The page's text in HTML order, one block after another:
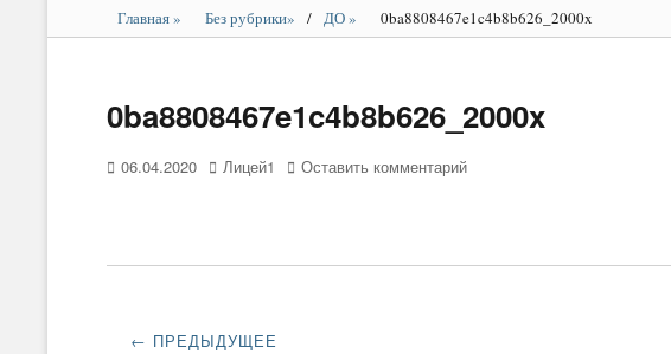
Главная» Без рубрики» / ДО» 0ba8808467e1c4b8b626_2000x
0ba8808467e1c4b8b626_2000x
Опубликовано
06.04.2020 Автор
Лицей1 Оставить комментарий
Навигация
← ПРЕДЫДУЩЕЕ